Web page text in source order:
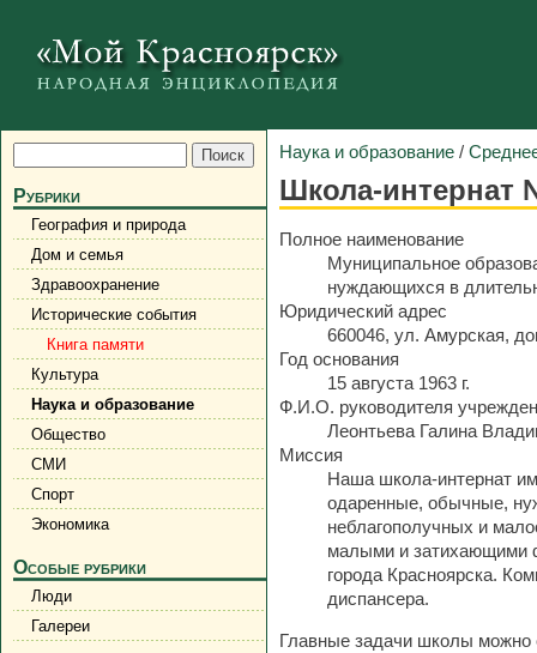
Рубрики
География и природа
Дом и семья
Здравоохранение
Исторические события
Книга памяти
Культура
Наука и образование
Общество
СМИ
Спорт
Экономика
Особые рубрики
Люди
Галереи
Наука и образование /
Школа-интернат
Полное наименование
Муниципальное
нуждающихся в
Юридический адрес
660046, ул. Амурская,
Год основания
15 августа 1963 г.
Ф.И.О. руководителя
Леонтьева Галина
Миссия
Наша школа-интернат
одаренные, обычные,
неблагополучных и
малыми и затихающими
города Красноярска.
диспансера.
Главные задачи школы